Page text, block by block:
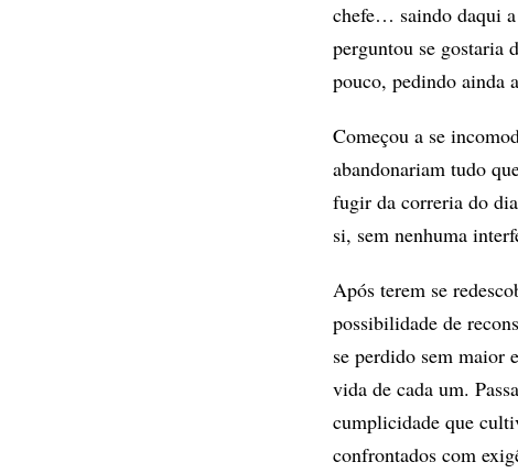
chefe… saindo daqui
perguntou se gostaria
pouco, pedindo ainda
Começou a se
abandonariam tudo
fugir da correria do
si, sem nenhuma
Após terem se
possibilidade de
se perdido sem maior
vida de cada um.
cumplicidade que
confrontados com